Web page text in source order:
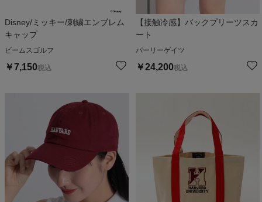
Disney/ミッキー/刺繍エンブレム
キャップ
ビームスゴルフ
￥7,150税込
【接触冷感】バックプリーツスカ
ート
パーリーゲイツ
￥24,200税込